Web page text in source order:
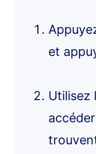
et
Utilisez